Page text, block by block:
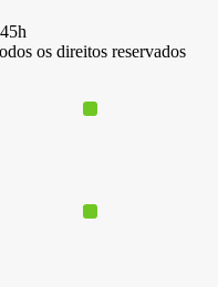
os direitos reservados